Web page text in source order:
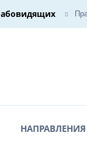
НАПРАВЛЕНИЯ